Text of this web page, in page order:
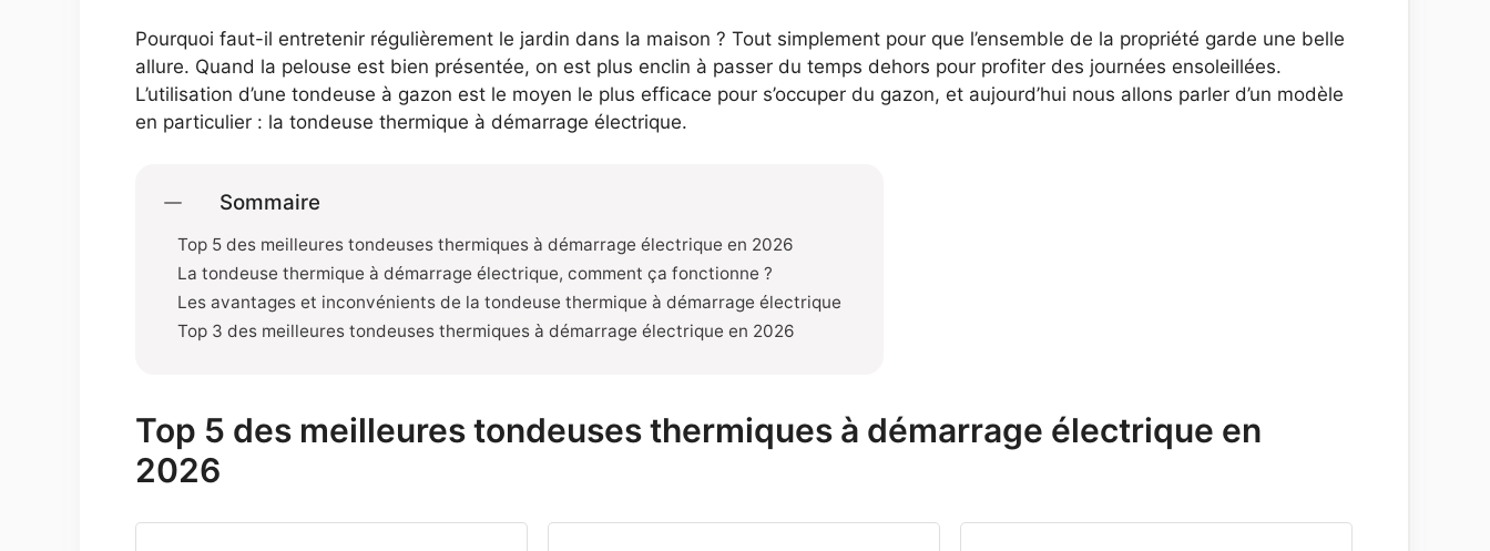
Pourquoi faut-il entretenir régulièrement le jardin dans la maison ? Tout simplement pour que l’ensemble de la propriété garde une belle
allure. Quand la pelouse est bien présentée, on est plus enclin à passer du temps dehors pour profiter des journées ensoleillées.
L’utilisation d’une tondeuse à gazon est le moyen le plus efficace pour s’occuper du gazon, et aujourd’hui nous allons parler d’un modèle
en particulier : la tondeuse thermique à démarrage électrique.
Sommaire
Top 5 des meilleures tondeuses thermiques à démarrage électrique en 2026
La tondeuse thermique à démarrage électrique, comment ça fonctionne ?
Les avantages et inconvénients de la tondeuse thermique à démarrage électrique
Top 3 des meilleures tondeuses thermiques à démarrage électrique en 2026
Top 5 des meilleures tondeuses thermiques à démarrage électrique en
2026